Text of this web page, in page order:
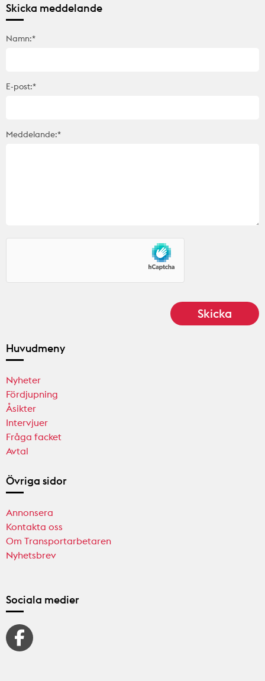
Skicka meddelande
Namn:*
E-post:*
Meddelande:*
Huvudmeny
Nyheter
Fördjupning
Åsikter
Intervjuer
Fråga facket
Avtal
Övriga sidor
Annonsera
Kontakta oss
Om Transportarbetaren
Nyhetsbrev
Sociala medier